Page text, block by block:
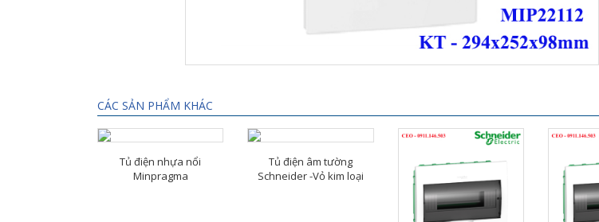
CÁC SẢN PHẨM KHÁC
Tủ điện nhựa nổi
Minpragma
Tủ điện âm tường
Schneider -Vỏ kim loại